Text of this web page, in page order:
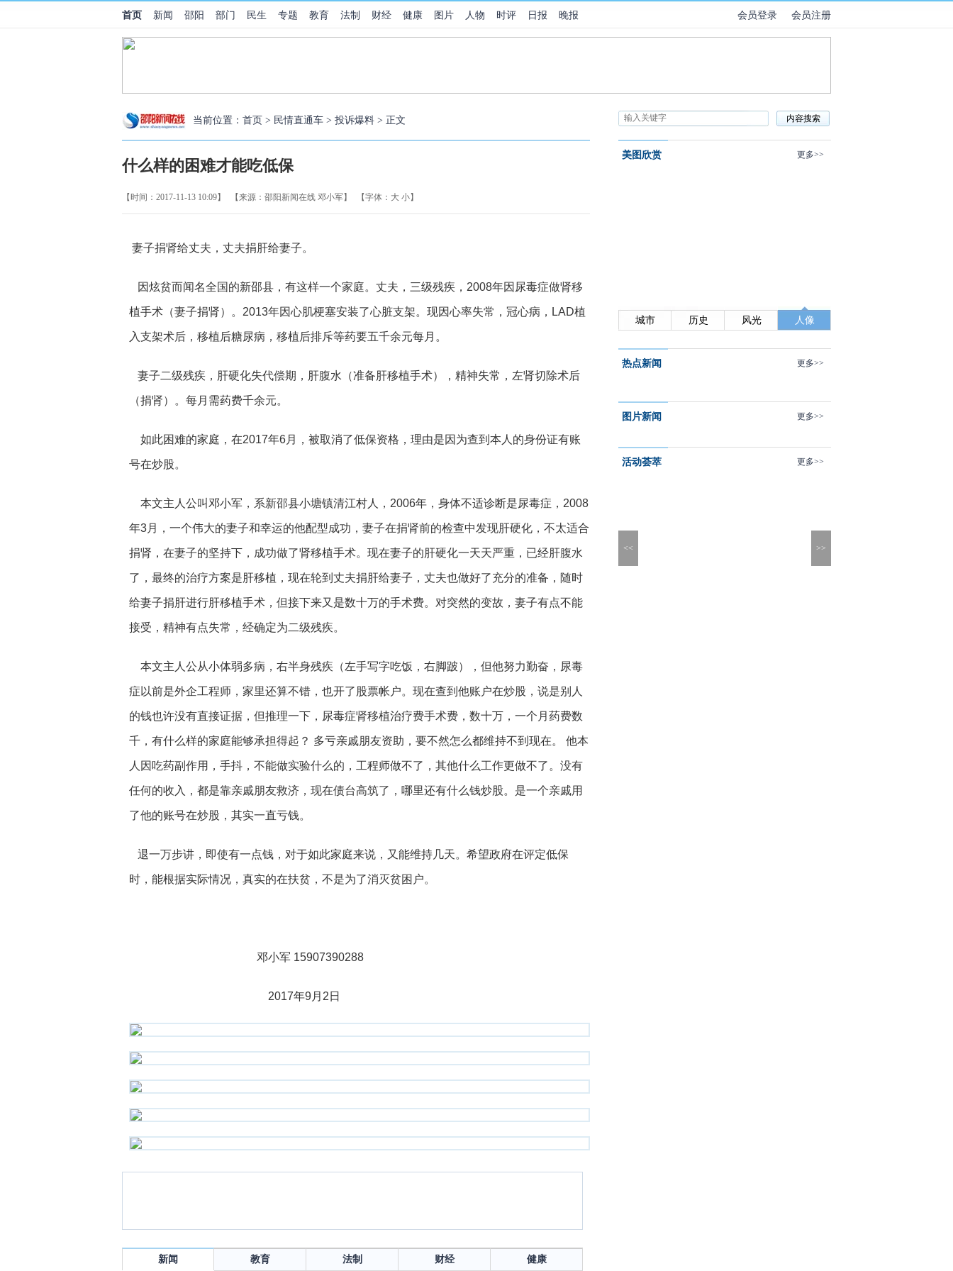
首页 新闻 邵阳 部门 民生 专题 教育 法制 财经 健康 图片 人物 时评 日报 晚报 会员注册
会员登录
当前位置： 首页 > 民情直通车 > 投诉爆料 > 正文
什么样的困难才能吃低保
【时间：2017-11-13 10:09】 【来源：邵阳新闻在线 邓小军】 【字体： 大 小】
妻子捐肾给丈夫，丈夫捐肝给妻子。
因炫贫而闻名全国的新邵县，有这样一个家庭。丈夫，三级残疾，2008年因尿毒症做肾移
植手术（妻子捐肾）。2013年因心肌梗塞安装了心脏支架。现因心率失常，冠心病，LAD植
入支架术后，移植后糖尿病，移植后排斥等药要五千余元每月。
妻子二级残疾，肝硬化失代偿期，肝腹水（准备肝移植手术），精神失常，左肾切除术后
（捐肾）。每月需药费千余元。
如此困难的家庭，在2017年6月，被取消了低保资格，理由是因为查到本人的身份证有账
号在炒股。
本文主人公叫邓小军，系新邵县小塘镇清江村人，2006年，身体不适诊断是尿毒症，2008
年3月，一个伟大的妻子和幸运的他配型成功，妻子在捐肾前的检查中发现肝硬化，不太适合
捐肾，在妻子的坚持下，成功做了肾移植手术。现在妻子的肝硬化一天天严重，已经肝腹水
了，最终的治疗方案是肝移植，现在轮到丈夫捐肝给妻子，丈夫也做好了充分的准备，随时
给妻子捐肝进行肝移植手术，但接下来又是数十万的手术费。对突然的变故，妻子有点不能
接受，精神有点失常，经确定为二级残疾。
本文主人公从小体弱多病，右半身残疾（左手写字吃饭，右脚跛），但他努力勤奋，尿毒
症以前是外企工程师，家里还算不错，也开了股票帐户。现在查到他账户在炒股，说是别人
的钱也许没有直接证据，但推理一下，尿毒症肾移植治疗费手术费，数十万，一个月药费数
千，有什么样的家庭能够承担得起？ 多亏亲戚朋友资助，要不然怎么都维持不到现在。 他本
人因吃药副作用，手抖，不能做实验什么的，工程师做不了，其他什么工作更做不了。没有
任何的收入，都是靠亲戚朋友救济，现在债台高筑了，哪里还有什么钱炒股。是一个亲戚用
了他的账号在炒股，其实一直亏钱。
退一万步讲，即使有一点钱，对于如此家庭来说，又能维持几天。希望政府在评定低保
时，能根据实际情况，真实的在扶贫，不是为了消灭贫困户。
邓小军 15907390288
2017年9月2日
新闻 教育 法制 财经 健康
美图欣赏 更多>>
城市 历史 风光 人像
热点新闻 更多>>
图片新闻 更多>>
活动荟萃 更多>>
>>
<<